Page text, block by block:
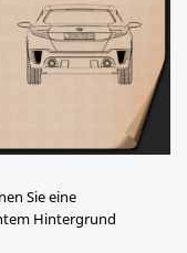
Sie eine
Hintergrund